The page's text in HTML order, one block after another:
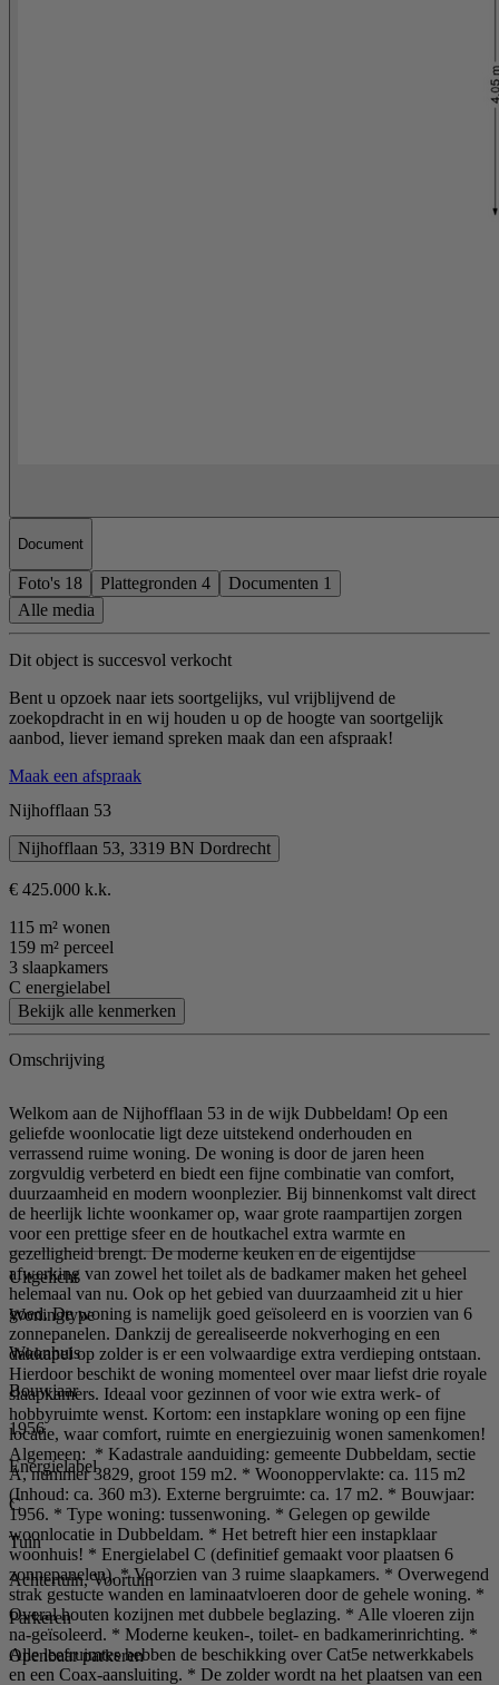
Document
Foto's 18 Plattegronden 4 Documenten 1
Alle media
Dit object is succesvol verkocht
Bent u opzoek naar iets soortgelijks, vul vrijblijvend de
zoekopdracht in en wij houden u op de hoogte van soortgelijk
aanbod, liever iemand spreken maak dan een afspraak!
Maak een afspraak
Nijhofflaan 53
Nijhofflaan 53, 3319 BN Dordrecht
€ 425.000 k.k.
115 m² wonen
159 m² perceel
3 slaapkamers
C energielabel
Bekijk alle kenmerken
Omschrijving
Welkom aan de Nijhofflaan 53 in de wijk Dubbeldam! Op een
geliefde woonlocatie ligt deze uitstekend onderhouden en
verrassend ruime woning. De woning is door de jaren heen
zorgvuldig verbeterd en biedt een fijne combinatie van comfort,
duurzaamheid en modern woonplezier. Bij binnenkomst valt direct
de heerlijk lichte woonkamer op, waar grote raampartijen zorgen
voor een prettige sfeer en de houtkachel extra warmte en
gezelligheid brengt. De moderne keuken en de eigentijdse
afwerking van zowel het toilet als de badkamer maken het geheel
helemaal van nu. Ook op het gebied van duurzaamheid zit u hier
goed. De woning is namelijk goed geïsoleerd en is voorzien van 6
zonnepanelen. Dankzij de gerealiseerde nokverhoging en een
dakkapel op zolder is er een volwaardige extra verdieping ontstaan.
Hierdoor beschikt de woning momenteel over maar liefst drie royale
slaapkamers. Ideaal voor gezinnen of voor wie extra werk- of
hobbyruimte wenst. Kortom: een instapklare woning op een fijne
locatie, waar comfort, ruimte en energiezuinig wonen samenkomen!
Algemeen: * Kadastrale aanduiding: gemeente Dubbeldam, sectie
A, nummer 3829, groot 159 m2. * Woonoppervlakte: ca. 115 m2
(Inhoud: ca. 360 m3). Externe bergruimte: ca. 17 m2. * Bouwjaar:
1956. * Type woning: tussenwoning. * Gelegen op gewilde
woonlocatie in Dubbeldam. * Het betreft hier een instapklaar
woonhuis! * Energielabel C (definitief gemaakt voor plaatsen 6
zonnepanelen). * Voorzien van 3 ruime slaapkamers. * Overwegend
strak gestucte wanden en laminaatvloeren door de gehele woning. *
Overal houten kozijnen met dubbele beglazing. * Alle vloeren zijn
na-geïsoleerd. * Moderne keuken-, toilet- en badkamerinrichting. *
Alle leefruimtes hebben de beschikking over Cat5e netwerkkabels
en een Coax-aansluiting. * De zolder wordt na het plaatsen van een
Uitgelicht
Woningtype
Woonhuis
Bouwjaar
1956
Energielabel
C
Tuin
Achtertuin, Voortuin
Parkeren
Openbaar parkeren